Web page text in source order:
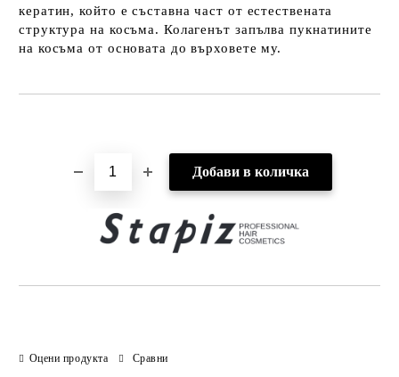
кератин, който е съставна част от естествената
структура на косъма. Колагенът запълва пукнатините
на косъма от основата до върховете му.
Оцени продукта Сравни